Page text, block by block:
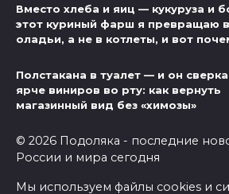
Вместо хлеба и яиц — кукуруза и
этот куриный фарш я превращаю в
оладьи, а не в котлеты, и вот
Полстакана в туалет — и он
ярче виниров во рту: как вернуть
магазинный вид без «химозы»
© 2026 Подоляка - последние
России и мира сегодня
Мы используем файлы cookies и